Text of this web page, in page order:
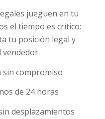
jueguen en tu
el tiempo es crítico:
tu posición legal y
sin compromiso
de 24 horas
desplazamientos